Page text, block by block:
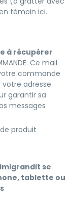
témoin ici.
à récupérer
Ce mail
commande
adresse
garantir sa
messages
produit
se
tablette ou